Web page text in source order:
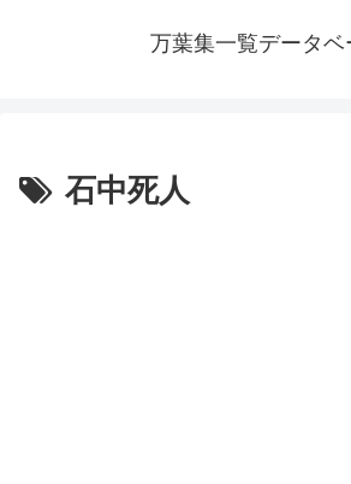
万葉集一覧データベ
石中死人